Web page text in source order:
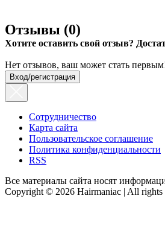
Отзывы (0)
Хотите оставить свой отзыв?
Нет отзывов, ваш может стать
Вход/регистрация
Сотрудничество
Карта сайта
Пользовательское соглашение
Политика конфиденциальности
RSS
Все материалы сайта носят
Copyright © 2026 Hairmaniac | All rights